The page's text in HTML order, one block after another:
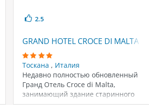
2.5
GRAND HOTEL CROCE DI MALTA
Тоскана , Италия
Недавно полностью обновленный
Гранд Отель Croce di Malta,
занимающий здание старинного